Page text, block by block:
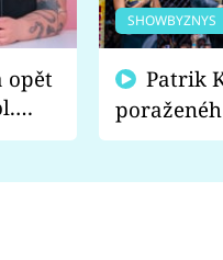
opět
a
SHOWBYZNYS
fanoušci